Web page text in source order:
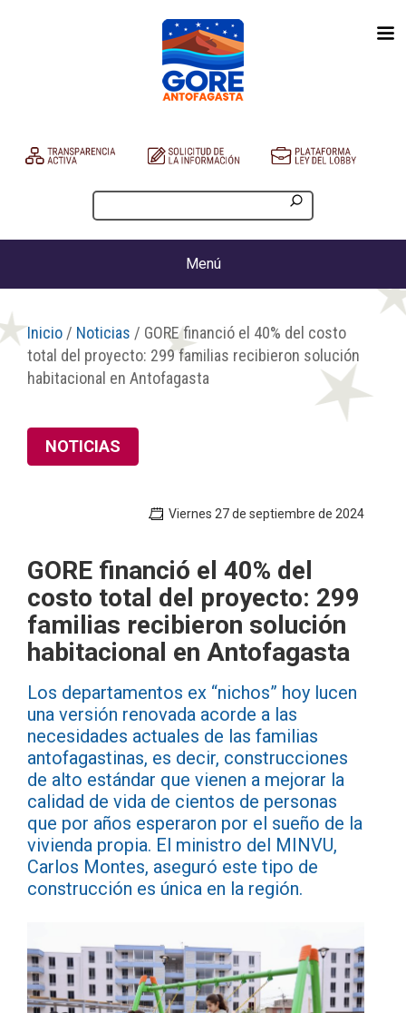
Menú
Inicio / Noticias / GORE financió el 40% del costo
total del proyecto: 299 familias recibieron solución
habitacional en Antofagasta
NOTICIAS
Viernes 27 de septiembre de 2024
GORE financió el 40% del
costo total del proyecto: 299
familias recibieron solución
habitacional en Antofagasta
Los departamentos ex “nichos” hoy lucen
una versión renovada acorde a las
necesidades actuales de las familias
antofagastinas, es decir, construcciones
de alto estándar que vienen a mejorar la
calidad de vida de cientos de personas
que por años esperaron por el sueño de la
vivienda propia. El ministro del MINVU,
Carlos Montes, aseguró este tipo de
construcción es única en la región.